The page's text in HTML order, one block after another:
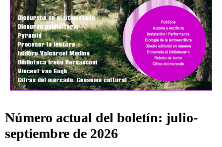
Número actual del boletín: julio-
septiembre de 2026